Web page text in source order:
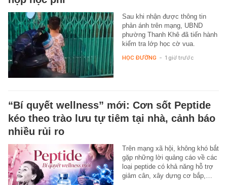
Sau khi nhận được thông tin
phản ánh trên mạng, UBND
phường Thanh Khê đã tiến hành
kiểm tra lớp học cờ vua.
HỌC ĐƯỜNG - 1 giờ trước
“Bí quyết wellness” mới: Cơn sốt Peptide
kéo theo trào lưu tự tiêm tại nhà, cảnh báo
nhiều rủi ro
Trên mạng xã hội, không khó bắt
gặp những lời quảng cáo về các
loại peptide có khả năng hỗ trợ
giảm cân, xây dựng cơ bắp,…